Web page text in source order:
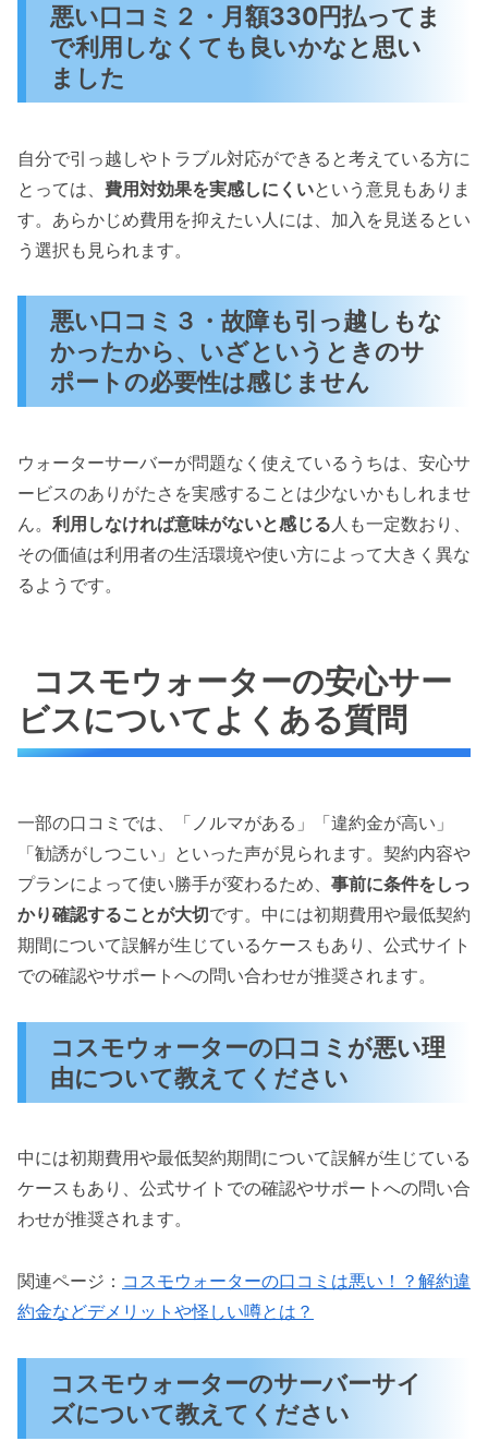
悪い口コミ２・月額330円払ってま
で利用しなくても良いかなと思い
ました
自分で引っ越しやトラブル対応ができると考えている方に
とっては、 費用対効果を実感しにくいという意見もありま
す。あらかじめ費用を抑えたい人には、加入を見送るとい
う選択も見られます。
悪い口コミ３・故障も引っ越しもな
かったから、いざというときのサ
ポートの必要性は感じません
ウォーターサーバーが問題なく使えているうちは、安心サ
ービスのありがたさを実感することは少ないかもしれませ
ん。 利用しなければ意味がないと感じる 人も一定数おり、
その価値は利用者の生活環境や使い方によって大きく異な
るようです。
コスモウォーターの安心サー
ビスについてよくある質問
一部の口コミでは、「ノルマがある」「違約金が高い」
「勧誘がしつこい」といった声が見られます。契約内容や
プランによって使い勝手が変わるため、 事前に条件をしっ
かり確認することが大切です。中には初期費用や最低契約
期間について誤解が生じているケースもあり、公式サイト
での確認やサポートへの問い合わせが推奨されます。
コスモウォーターの口コミが悪い理
由について教えてください
中には初期費用や最低契約期間について誤解が生じている
ケースもあり、公式サイトでの確認やサポートへの問い合
わせが推奨されます。
関連ページ： コスモウォーターの口コミは悪い！？解約違
約金などデメリットや怪しい噂とは？
コスモウォーターのサーバーサイ
ズについて教えてください